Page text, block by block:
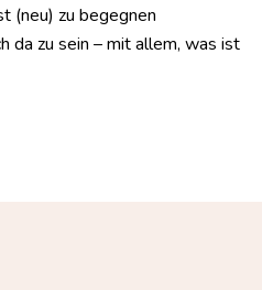
(neu) zu begegnen
da zu sein – mit allem, was ist